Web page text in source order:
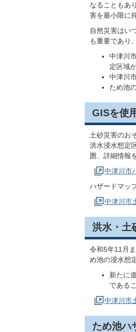
なることもあ
害を最小限に
自然災害はい
も重要であり
中津川
定区域
中津川
ため池
GISを使
土砂災害のお
洪水浸水想定
囲、詳細情報
中津川市
ハザードマッ
中津川市
洪水・土
令和5年11月
め池の浸水想
新たに
である
中津川市
ため池ハ